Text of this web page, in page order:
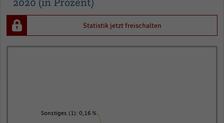
Statistik jetzt freischalten
Sonstiges (1): 0,16 %